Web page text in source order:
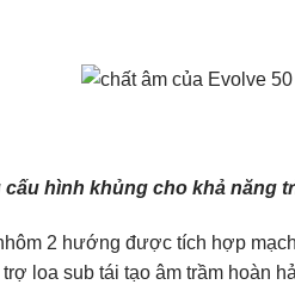
hình khủng cho khả năng
2 hướng được tích hợp
loa sub tái tạo âm trầm hoàn